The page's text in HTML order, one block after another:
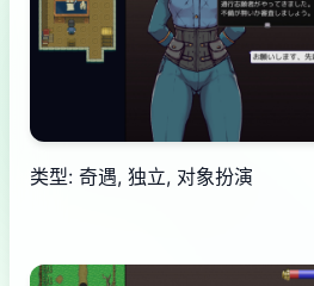
类型: 奇遇, 独立, 对象扮演